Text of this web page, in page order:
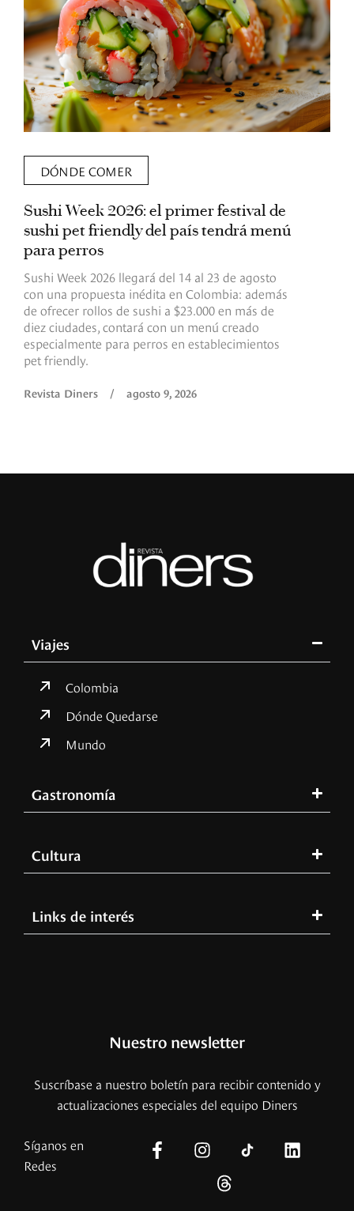
DÓNDE COMER
Sushi Week 2026: el primer festival de
sushi pet friendly del país tendrá menú
para perros
Sushi Week 2026 llegará del 14 al 23 de agosto
con una propuesta inédita en Colombia: además
de ofrecer rollos de sushi a $23.000 en más de
diez ciudades, contará con un menú creado
especialmente para perros en establecimientos
pet friendly.
Revista Diners / agosto 9, 2026
Viajes
Colombia
Dónde Quedarse
Mundo
Gastronomía
Cultura
Links de interés
Nuestro newsletter
Suscríbase a nuestro boletín para recibir contenido y
actualizaciones especiales del equipo Diners
Síganos en
Redes